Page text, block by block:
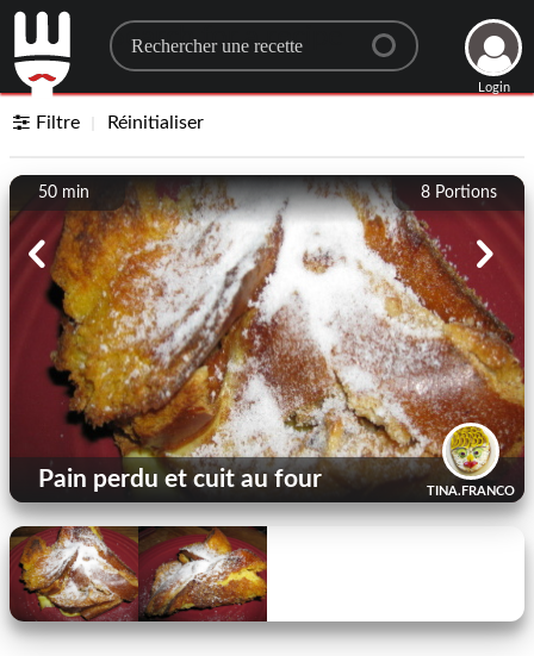
Search for a recipe
Login
Filtre Réinitialiser
8 Portions
50 min
TINA.FRANCO
Pain perdu et cuit au four